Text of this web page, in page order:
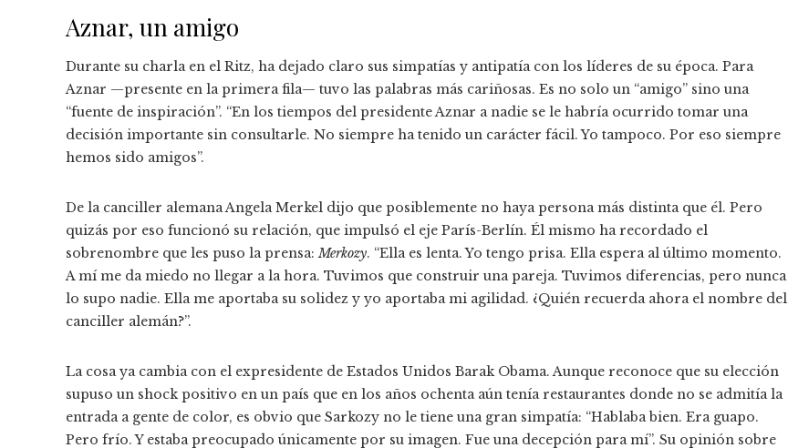
Aznar, un amigo
Durante su charla en el Ritz, ha dejado claro sus simpatías y antipatía con los líderes de su época. Para
Aznar —presente en la primera fila— tuvo las palabras más cariñosas. Es no solo un “amigo” sino una
“fuente de inspiración”. “En los tiempos del presidente Aznar a nadie se le habría ocurrido tomar una
decisión importante sin consultarle. No siempre ha tenido un carácter fácil. Yo tampoco. Por eso siempre
hemos sido amigos”.
De la canciller alemana Angela Merkel dijo que posiblemente no haya persona más distinta que él. Pero
quizás por eso funcionó su relación, que impulsó el eje París-Berlín. Él mismo ha recordado el
sobrenombre que les puso la prensa:Merkozy. “Ella es lenta. Yo tengo prisa. Ella espera al último momento.
A mí me da miedo no llegar a la hora. Tuvimos que construir una pareja. Tuvimos diferencias, pero nunca
lo supo nadie. Ella me aportaba su solidez y yo aportaba mi agilidad. ¿Quién recuerda ahora el nombre del
canciller alemán?”.
La cosa ya cambia con el expresidente de Estados Unidos Barak Obama. Aunque reconoce que su elección
supuso un shock positivo en un país que en los años ochenta aún tenía restaurantes donde no se admitía la
entrada a gente de color, es obvio que Sarkozy no le tiene una gran simpatía: “Hablaba bien. Era guapo.
Pero frío. Y estaba preocupado únicamente por su imagen. Fue una decepción para mí”. Su opinión sobre